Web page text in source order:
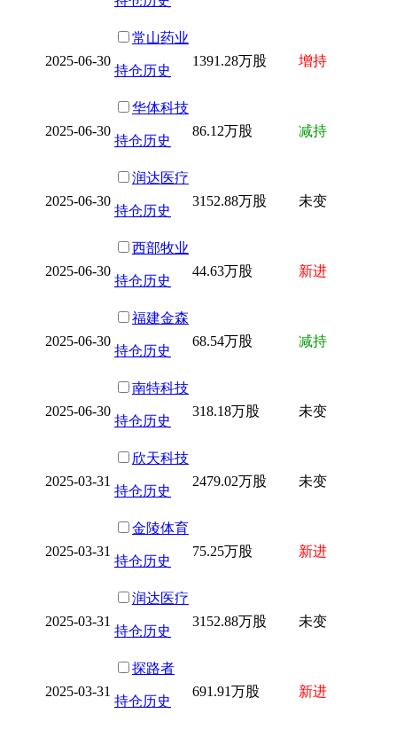
2025-06-30
常山药业
持仓历史
1391.28万股 增持
2025-06-30
华体科技
持仓历史
86.12万股 减持
2025-06-30
润达医疗
持仓历史
3152.88万股 未变
2025-06-30
西部牧业
持仓历史
44.63万股 新进
2025-06-30
福建金森
持仓历史
68.54万股 减持
2025-06-30
南特科技
持仓历史
318.18万股 未变
2025-03-31
欣天科技
持仓历史
2479.02万股 未变
2025-03-31
金陵体育
持仓历史
75.25万股 新进
2025-03-31
润达医疗
持仓历史
3152.88万股 未变
2025-03-31
探路者
持仓历史
691.91万股 新进